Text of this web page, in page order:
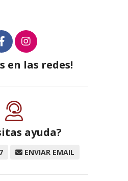
en las redes!
ayuda?
ENVIAR EMAIL